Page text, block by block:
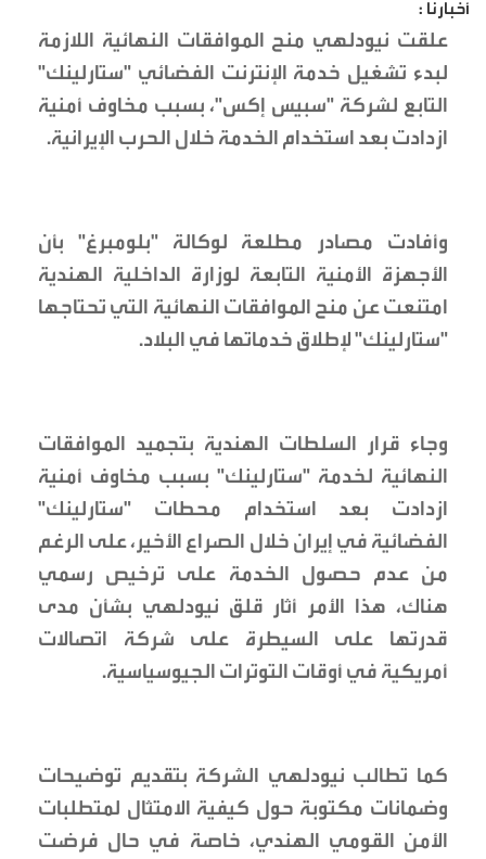
أخبارنا :
علقت نيودلهي منح الموافقات النهائية اللازمة
لبدء تشغيل خدمة الإنترنت الفضائي "ستارلينك"
التابع لشركة "سبيس إكس"، بسبب مخاوف أمنية
ازدادت بعد استخدام الخدمة خلال الحرب الإيرانية.
وأفادت مصادر مطلعة لوكالة "بلومبرغ" بأن
الأجهزة الأمنية التابعة لوزارة الداخلية الهندية
امتنعت عن منح الموافقات النهائية التي تحتاجها
"ستارلينك" لإطلاق خدماتها في البلاد.
​وجاء قرار السلطات الهندية بتجميد الموافقات
النهائية لخدمة "ستارلينك" بسبب مخاوف أمنية
ازدادت بعد استخدام محطات "ستارلينك"
الفضائية في إيران خلال الصراع الأخير، على الرغم
من عدم حصول الخدمة على ترخيص رسمي
هناك، هذا الأمر أثار قلق نيودلهي بشأن مدى
قدرتها على السيطرة على شركة اتصالات
أمريكية في أوقات التوترات الجيوسياسية.
كما تطالب نيودلهي الشركة بتقديم توضيحات
وضمانات مكتوبة حول كيفية الامتثال لمتطلبات
الأمن القومي الهندي، خاصة في حال فرضت